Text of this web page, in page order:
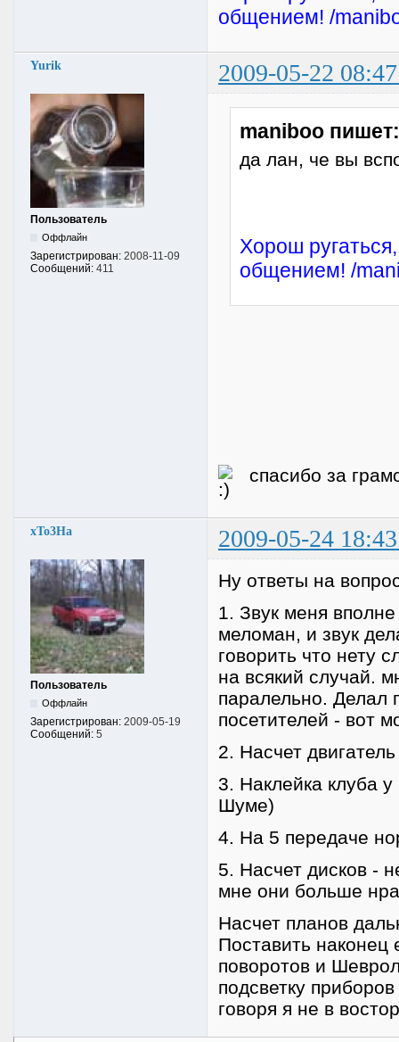
общением! /
Yurik 2009-05-22
Пользователь
Оффлайн
Зарегистрирован: 2008-11-09
Сообщений: 411
maniboo пишет:
да лан, че вы
Хорош
общением! /
спасибо за
xTo3Ha 2009-05-24
Пользователь
Оффлайн
Зарегистрирован: 2009-05-19
Сообщений: 5
Ну ответы на
1. Звук меня
меломан, и звук
говорить что нету
на всякий случай.
паралельно. Делал
посетителей - вот
2. Насчет
3. Наклейка клуба
Шуме)
4. На 5 передаче
5. Насчет дисков -
мне они больше
Насчет планов
Поставить наконец
поворотов и
подсветку
говоря я не в